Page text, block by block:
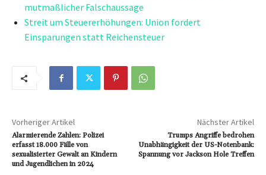
mutmaßlicher Falschaussage
Streit um Steuererhöhungen: Union fordert
Einsparungen statt Reichensteuer
Vorheriger Artikel
Alarmierende Zahlen: Polizei
erfasst 18.000 Fälle von
sexualisierter Gewalt an Kindern
und Jugendlichen in 2024
Nächster Artikel
Trumps Angriffe bedrohen
Unabhängigkeit der US-Notenbank:
Spannung vor Jackson Hole Treffen